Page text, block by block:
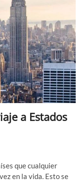
a Estados
que cualquier
en la vida. Esto se